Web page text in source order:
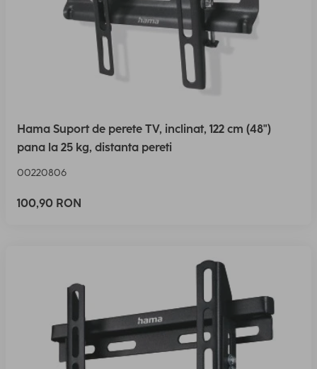
Hama Suport de perete TV, inclinat, 122 cm (48")
pana la 25 kg, distanta pereti
00220806
100,90 RON